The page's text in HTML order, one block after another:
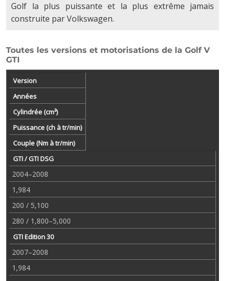
Golf la plus puissante et la plus extrême jamais
construite par Volkswagen.
Toutes les versions et motorisations de la Golf V
GTI
Version
Années
Cylindrée (cm³)
Puissance (ch à tr/min)
Couple (Nm à tr/min)
GTI / GTI DSG
2004–2008
1,984
200 / 5,100
280 / 1,800–5,000
GTI Edition 30
2007–2008
1,984